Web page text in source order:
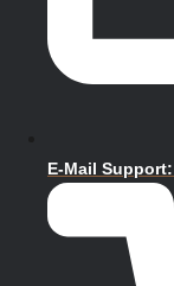
E-Mail Support: